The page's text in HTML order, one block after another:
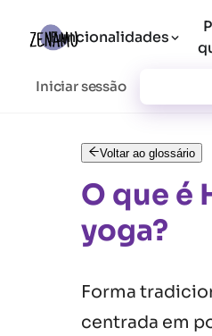
Funcionalidades
Iniciar sessão
Voltar ao glossário
O que é
yoga?
Forma
centrada em